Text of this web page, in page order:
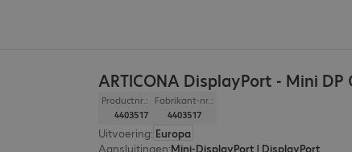
ARTICONA DisplayPort - Mini DP
Productnr.:
4403517
Fabrikant-nr.:
4403517
Uitvoering: Europa
Aansluitingen:Mini-DisplayPort | DisplayPort